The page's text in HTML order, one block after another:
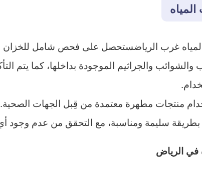
غرب الرياضستحصل على فحص شامل للخزان
والجراثيم الموجودة بداخلها، كما يتم
منتجات مطهرة معتمدة من قِبل الجهات الصحية.
بطريقة سليمة ومناسبة، مع التحقق من عدم وجود
في الرياض